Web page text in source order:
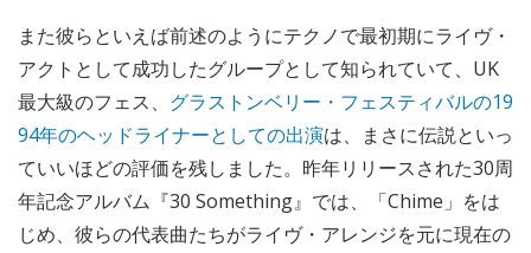
また彼らといえば前述のようにテクノで最初期にライヴ・
アクトとして成功したグループとして知られていて、UK
最大級のフェス、 グラストンベリー・フェスティバルの19
94年のヘッドライナーとしての出演は、まさに伝説といっ
ていいほどの評価を残しました。昨年リリースされた30周
年記念アルバム『30 Something』では、「Chime」をは
じめ、彼らの代表曲たちがライヴ・アレンジを元に現在の